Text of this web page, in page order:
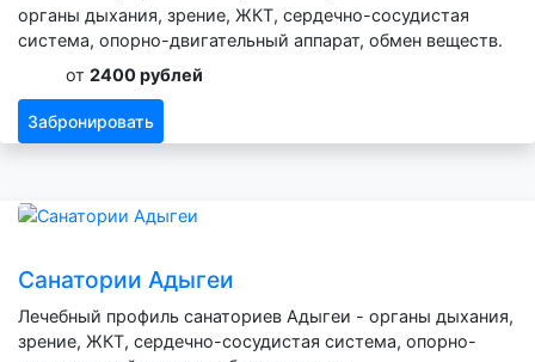
органы дыхания, зрение, ЖКТ, сердечно-сосудистая
система, опорно-двигательный аппарат, обмен веществ.
от 2400 рублей
Забронировать
Санатории Адыгеи
Лечебный профиль санаториев Адыгеи - органы дыхания,
зрение, ЖКТ, сердечно-сосудистая система, опорно-